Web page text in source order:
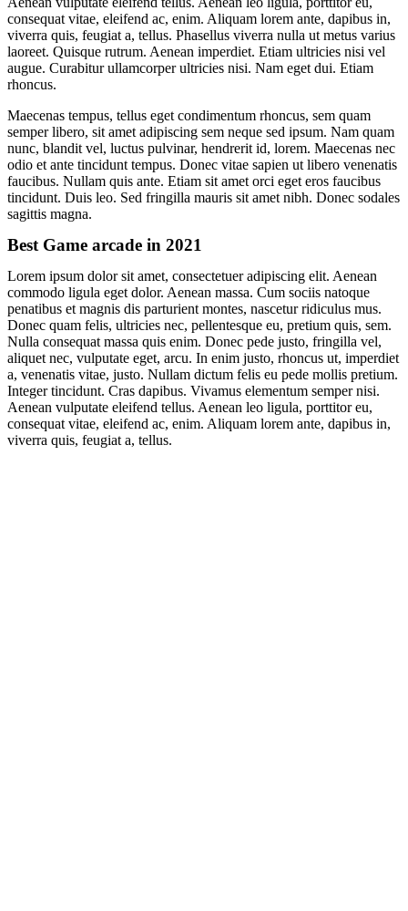
consequat vitae, eleifend ac, enim. Aliquam lorem ante, dapibus in,
viverra quis, feugiat a, tellus. Phasellus viverra nulla ut metus varius
laoreet. Quisque rutrum. Aenean imperdiet. Etiam ultricies nisi vel
augue. Curabitur ullamcorper ultricies nisi. Nam eget dui. Etiam
rhoncus.
Maecenas tempus, tellus eget condimentum rhoncus, sem quam
semper libero, sit amet adipiscing sem neque sed ipsum. Nam quam
nunc, blandit vel, luctus pulvinar, hendrerit id, lorem. Maecenas nec
odio et ante tincidunt tempus. Donec vitae sapien ut libero venenatis
faucibus. Nullam quis ante. Etiam sit amet orci eget eros faucibus
tincidunt. Duis leo. Sed fringilla mauris sit amet nibh. Donec sodales
sagittis magna.
Best Game arcade in 2021
Lorem ipsum dolor sit amet, consectetuer adipiscing elit. Aenean
commodo ligula eget dolor. Aenean massa. Cum sociis natoque
penatibus et magnis dis parturient montes, nascetur ridiculus mus.
Donec quam felis, ultricies nec, pellentesque eu, pretium quis, sem.
Nulla consequat massa quis enim. Donec pede justo, fringilla vel,
aliquet nec, vulputate eget, arcu. In enim justo, rhoncus ut, imperdiet
a, venenatis vitae, justo. Nullam dictum felis eu pede mollis pretium.
Integer tincidunt. Cras dapibus. Vivamus elementum semper nisi.
Aenean vulputate eleifend tellus. Aenean leo ligula, porttitor eu,
consequat vitae, eleifend ac, enim. Aliquam lorem ante, dapibus in,
viverra quis, feugiat a, tellus.